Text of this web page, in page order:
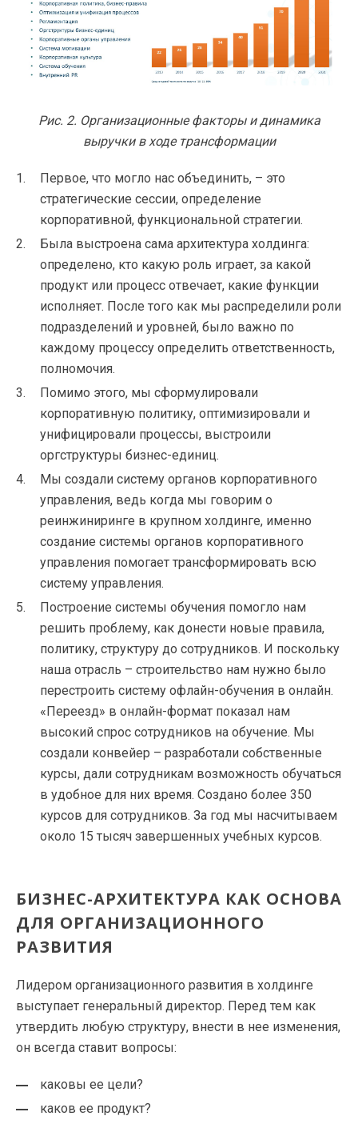
Рис. 2. Организационные факторы и динамика
выручки в ходе трансформации
Первое, что могло нас объединить, – это
стратегические сессии, определение
корпоративной, функциональной стратегии.
Была выстроена сама архитектура холдинга:
определено, кто какую роль играет, за какой
продукт или процесс отвечает, какие функции
исполняет. После того как мы распределили роли
подразделений и уровней, было важно по
каждому процессу определить ответственность,
полномочия.
Помимо этого, мы сформулировали
корпоративную политику, оптимизировали и
унифицировали процессы, выстроили
оргструктуры бизнес-единиц.
Мы создали систему органов корпоративного
управления, ведь когда мы говорим о
реинжиниринге в крупном холдинге, именно
создание системы органов корпоративного
управления помогает трансформировать всю
систему управления.
Построение системы обучения помогло нам
решить проблему, как донести новые правила,
политику, структуру до сотрудников. И поскольку
наша отрасль – строительство нам нужно было
перестроить систему офлайн-обучения в онлайн.
«Переезд» в онлайн-формат показал нам
высокий спрос сотрудников на обучение. Мы
создали конвейер – разработали собственные
курсы, дали сотрудникам возможность обучаться
в удобное для них время. Создано более 350
курсов для сотрудников. За год мы насчитываем
около 15 тысяч завершенных учебных курсов.
БИЗНЕС-АРХИТЕКТУРА КАК ОСНОВА
ДЛЯ ОРГАНИЗАЦИОННОГО
РАЗВИТИЯ
Лидером организационного развития в холдинге
выступает генеральный директор. Перед тем как
утвердить любую структуру, внести в нее изменения,
он всегда ставит вопросы:
каковы ее цели?
каков ее продукт?